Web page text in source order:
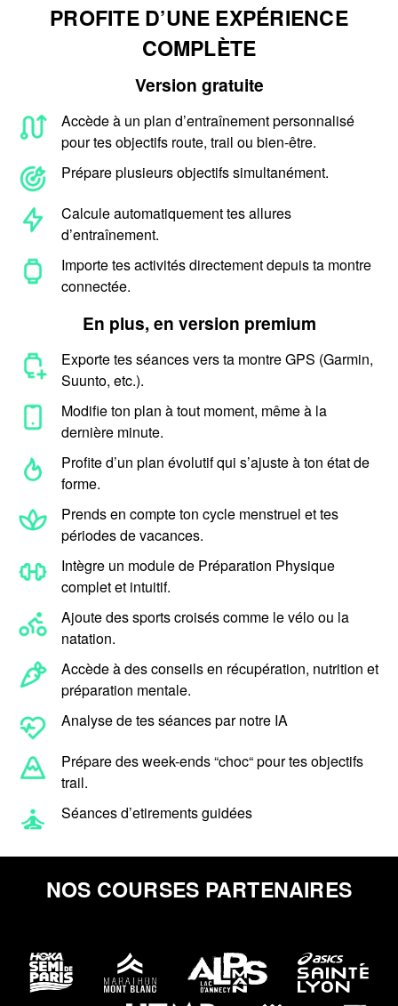
PROFITE D’UNE EXPÉRIENCE
COMPLÈTE
Version gratuite
Accède à un plan d’entraînement personnalisé
pour tes objectifs route, trail ou bien-être.
Prépare plusieurs objectifs simultanément.
Calcule automatiquement tes allures
d’entraînement.
Importe tes activités directement depuis ta montre
connectée.
En plus, en version premium
Exporte tes séances vers ta montre GPS (Garmin,
Suunto, etc.).
Modifie ton plan à tout moment, même à la
dernière minute.
Profite d’un plan évolutif qui s’ajuste à ton état de
forme.
Prends en compte ton cycle menstruel et tes
périodes de vacances.
Intègre un module de Préparation Physique
complet et intuitif.
Ajoute des sports croisés comme le vélo ou la
natation.
Accède à des conseils en récupération, nutrition et
préparation mentale.
Analyse de tes séances par notre IA
Prépare des week-ends “choc“ pour tes objectifs
trail.
Séances d’etirements guidées
NOS COURSES PARTENAIRES